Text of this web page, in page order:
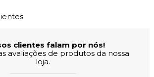
clientes falam por nós!
avaliações de produtos da nossa
loja.